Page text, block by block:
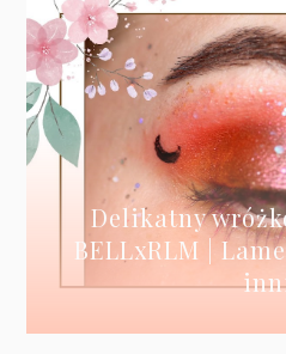
Delikatny
BELLxRLM |